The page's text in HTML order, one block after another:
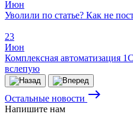
Июн
Уволили по статье? Как не
23
Июн
Комплексная автоматизация
вслепую
Остальные новости east
Напишите нам